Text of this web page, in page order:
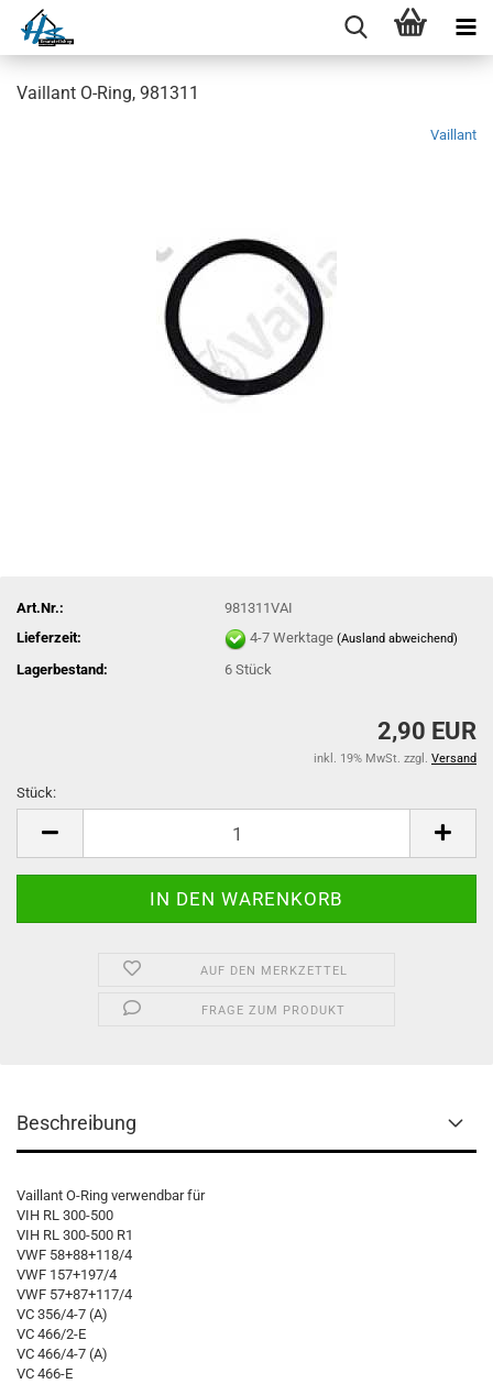
Vaillant O-Ring, 981311
Vaillant
Art.Nr.:
981311VAI
Lieferzeit:
4-7 Werktage(Ausland abweichend)
Lagerbestand: 6Stück
2,90 EUR
inkl. 19% MwSt. zzgl. Versand
Stück:
AUF DEN MERKZETTEL
FRAGE ZUM PRODUKT
Beschreibung
Vaillant O-Ring verwendbar für
VIH RL 300-500
VIH RL 300-500 R1
VWF 58+88+118/4
VWF 157+197/4
VWF 57+87+117/4
VC 356/4-7 (A)
VC 466/2-E
VC 466/4-7 (A)
VC 466-E